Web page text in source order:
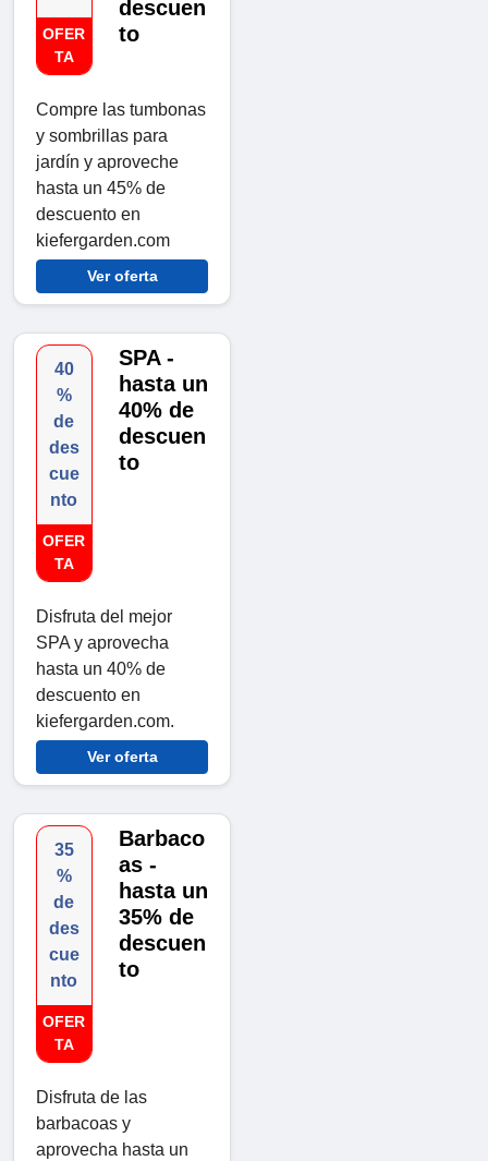
OFER
TA
descuen
to
Compre las tumbonas
y sombrillas para
jardín y aproveche
hasta un 45% de
descuento en
kiefergarden.com
Ver oferta
40
%
de
des
cue
nto
OFER
TA
SPA -
hasta un
40% de
descuen
to
Disfruta del mejor
SPA y aprovecha
hasta un 40% de
descuento en
kiefergarden.com.
Ver oferta
35
%
de
des
cue
nto
OFER
TA
Barbaco
as -
hasta un
35% de
descuen
to
Disfruta de las
barbacoas y
aprovecha hasta un